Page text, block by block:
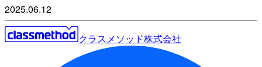
2025.06.12
クラスメソッド株式会社